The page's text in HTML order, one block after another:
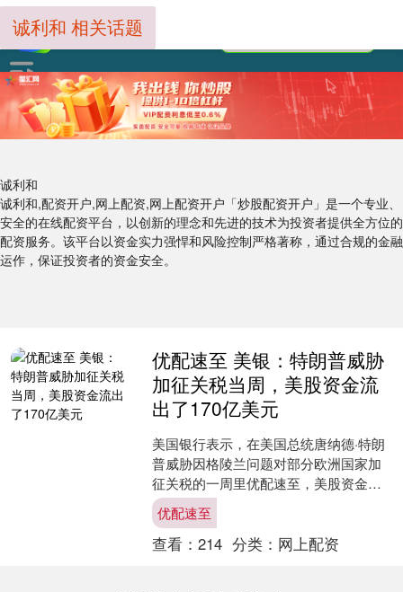
诚利和
诚利和,配资开户,网上配资,网上配资开户「炒股配资开户」是一个专业、
安全的在线配资平台，以创新的理念和先进的技术为投资者提供全方位的
配资服务。该平台以资金实力强悍和风险控制严格著称，通过合规的金融
运作，保证投资者的资金安全。
诚利和 相关话题
优配速至 美银：特朗普威胁
加征关税当周，美股资金流
出了170亿美元
美国银行表示，在美国总统唐纳德·特朗
普威胁因格陵兰问题对部分欧洲国家加
征关税的一周里优配速至，美股资金流
出接近170亿美元。与此同时，该行在一
份援引EPFR G....
优配速至
查看： 214 分类： 网上配资